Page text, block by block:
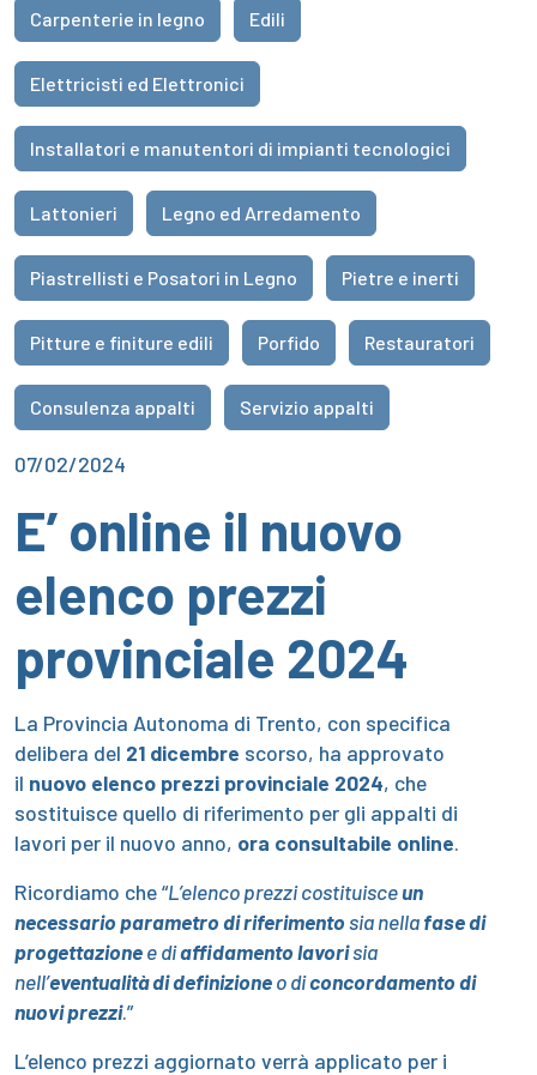
Carpenterie in legno Edili
Elettricisti ed Elettronici
Installatori e manutentori di impianti tecnologici
Lattonieri Legno ed Arredamento
Piastrellisti e Posatori in Legno Pietre e inerti
Pitture e finiture edili Porfido Restauratori
Consulenza appalti Servizio appalti
07/02/2024
E’ online il nuovo
elenco prezzi
provinciale 2024
La Provincia Autonoma di Trento, con specifica
delibera del 21 dicembre scorso, ha approvato
il nuovo elenco prezzi provinciale 2024, che
sostituisce quello di riferimento per gli appalti di
lavori per il nuovo anno, ora consultabile online.
Ricordiamo che “L’elenco prezzi costituisceun
necessario parametro di riferimentosia nellafase di
progettazionee diaffidamento lavorisia
nell’eventualità di definizioneo diconcordamento di
nuovi prezzi.”
L’elenco prezzi aggiornato verrà applicato per i